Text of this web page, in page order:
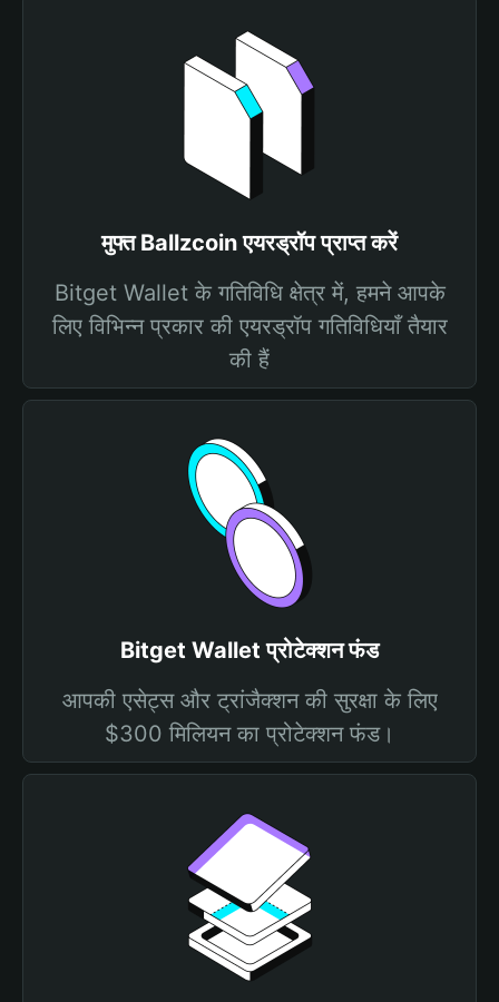
मुफ्त Ballzcoin एयरड्रॉप प्राप्त करें
Bitget Wallet के गतिविधि क्षेत्र में, हमने आपके
लिए विभिन्न प्रकार की एयरड्रॉप गतिविधियाँ तैयार
की हैं
Bitget Wallet प्रोटेक्शन फंड
आपकी एसेट्स और ट्रांजैक्शन की सुरक्षा के लिए
$300 मिलियन का प्रोटेक्शन फंड।